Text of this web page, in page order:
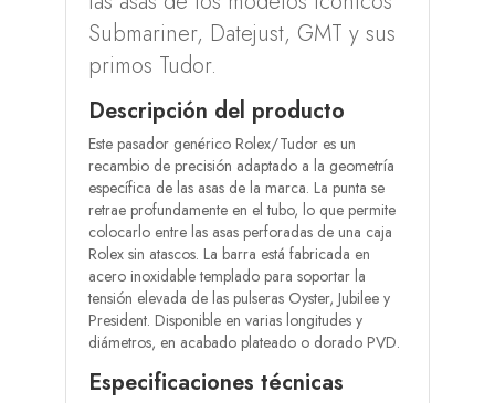
Submariner, Datejust, GMT y sus
primos Tudor.
Descripción del producto
Este pasador genérico Rolex/Tudor es un
recambio de precisión adaptado a la geometría
específica de las asas de la marca. La punta se
retrae profundamente en el tubo, lo que permite
colocarlo entre las asas perforadas de una caja
Rolex sin atascos. La barra está fabricada en
acero inoxidable templado para soportar la
tensión elevada de las pulseras Oyster, Jubilee y
President. Disponible en varias longitudes y
diámetros, en acabado plateado o dorado PVD.
Especificaciones técnicas